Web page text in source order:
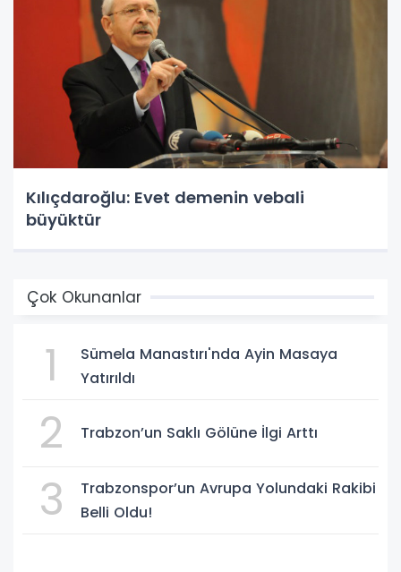
Kılıçdaroğlu: Evet demenin vebali
büyüktür
Çok Okunanlar
1
Sümela Manastırı'nda Ayin Masaya
Yatırıldı
2 Trabzon’un Saklı Gölüne İlgi Arttı
3
Trabzonspor’un Avrupa Yolundaki Rakibi
Belli Oldu!